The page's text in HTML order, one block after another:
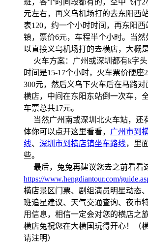
班，各个时间段都有的，空中飞行2
元左右，再义乌机场打的去东阳西
表120，约一个小时时间，再东阳
镇，票价6元，车程半个小时。当
以直接义乌机场打的去横店，大概是
火车方案：广州或深圳都有k字头
时间是15-17个小时，火车票价硬座
300元，然后义乌下火车后在马路
横店，中间在东阳东站倒一次车，
车票总共17元。
当然广州南或深圳北火车站，还
体你可以点开这里看看， 广州市到
线、 深圳市到横店镇坐车路线，里
些。
最后，兔兔再建议您去之前看看
https://www.hengdiantour.com/
横店景区门票、剧组演员明星动态
班追星建议、天气交通查询、夜市
用信息，相信一定会对您的横店之
横店兔祝您在大横国玩得开心！（
请注明）